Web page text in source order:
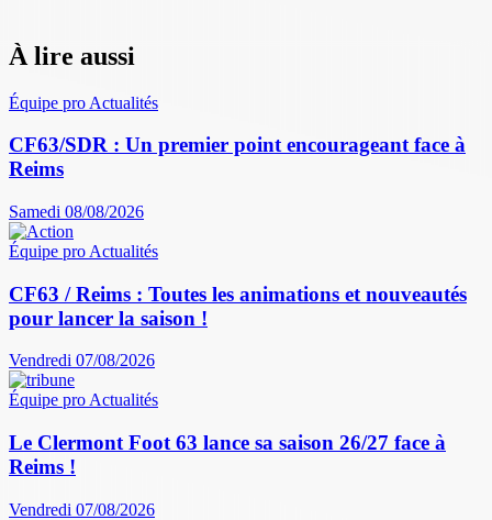
À lire aussi
Équipe pro Actualités
CF63/SDR : Un premier point encourageant face à
Reims
Samedi 08/08/2026
Équipe pro Actualités
CF63 / Reims : Toutes les animations et nouveautés
pour lancer la saison !
Vendredi 07/08/2026
Équipe proActualités
Le Clermont Foot 63 lance sa saison 26/27 face à
Reims !
Vendredi 07/08/2026